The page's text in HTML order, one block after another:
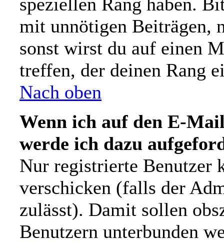
mit unnötigen Beiträgen,
sonst wirst du auf einen
treffen, der deinen Rang
Nach oben
Wenn ich auf den E-
werde ich dazu
Nur registrierte Benutzer
verschicken (falls der
zulässt). Damit sollen
Benutzern unterbunden